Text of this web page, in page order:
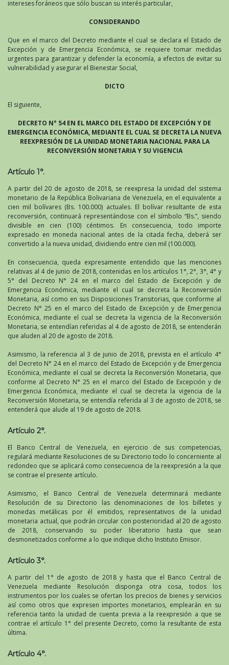
intereses foráneos que sólo buscan su interés particular,
CONSIDERANDO
Que en el marco del Decreto mediante el cual se declara el Estado de
Excepción y de Emergencia Económica, se requiere tomar medidas
urgentes para garantizar y defender la economía, a efectos de evitar su
vulnerabilidad y asegurar el Bienestar Social,
DICTO
El siguiente,
DECRETO N° 54 EN EL MARCO DEL ESTADO DE EXCEPCIÓN Y DE
EMERGENCIA ECONÓMICA, MEDIANTE EL CUAL SE DECRETA LA NUEVA
REEXPRESIÓN DE LA UNIDAD MONETARIA NACIONAL PARA LA
RECONVERSIÓN MONETARIA Y SU VIGENCIA
Artículo 1°.
A partir del 20 de agosto de 2018, se reexpresa la unidad del sistema
monetario de la República Bolivariana de Venezuela, en el equivalente a
cien mil bolívares (Bs. 100.000) actuales. El bolívar resultante de esta
reconversión, continuará representándose con el símbolo “Bs.”, siendo
divisible en cien (100) céntimos. En consecuencia, todo importe
expresado en moneda nacional antes de la citada fecha, deberá ser
convertido a la nueva unidad, dividiendo entre cien mil (100.000).
En consecuencia, queda expresamente entendido que las menciones
relativas al 4 de junio de 2018, contenidas en los artículos 1°, 2°, 3°, 4° y
5° del Decreto N° 24 en el marco del Estado de Excepción y de
Emergencia Económica, mediante el cual se decreta la Reconversión
Monetaria, así como en sus Disposiciones Transitorias, que conforme al
Decreto N° 25 en el marco del Estado de Excepción y de Emergencia
Económica, mediante el cual se decreta la vigencia de la Reconversión
Monetaria, se entendían referidas al 4 de agosto de 2018, se entenderán
que aluden al 20 de agosto de 2018.
Asimismo, la referencia al 3 de junio de 2018, prevista en el artículo 4°
del Decreto N° 24 en el marco del Estado de Excepción y de Emergencia
Económica, mediante el cual se decreta la Reconversión Monetaria, que
conforme al Decreto N° 25 en el marco del Estado de Excepción y de
Emergencia Económica, mediante el cual se decreta la vigencia de la
Reconversión Monetaria, se entendía referida al 3 de agosto de 2018, se
entenderá que alude al 19 de agosto de 2018.
Artículo 2°.
El Banco Central de Venezuela, en ejercicio de sus competencias,
regulará mediante Resoluciones de su Directorio todo lo concerniente al
redondeo que se aplicará como consecuencia de la reexpresión a la que
se contrae el presente artículo.
Asimismo, el Banco Central de Venezuela determinará mediante
Resolución de su Directorio las denominaciones de los billetes y
monedas metálicas por él emitidos, representativos de la unidad
monetaria actual, que podrán circular con posterioridad al 20 de agosto
de 2018, conservando su poder liberatorio hasta que sean
desmonetizados conforme a lo que indique dicho Instituto Emisor.
Artículo 3°.
A partir del 1° de agosto de 2018 y hasta que el Banco Central de
Venezuela mediante Resolución disponga otra cosa, todos los
instrumentos por los cuales se ofertan los precios de bienes y servicios
así como otros que expresen importes monetarios, emplearán en su
referencia tanto la unidad de cuenta previa a la reexpresión a que se
contrae el artículo 1° del presente Decreto, como la resultante de esta
última.
Artículo 4°.